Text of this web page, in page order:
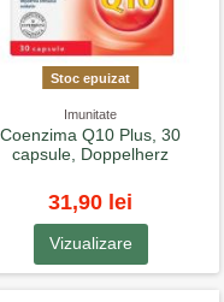
Stoc epuizat
Imunitate
Coenzima Q10 Plus, 30
capsule, Doppelherz
31,90 lei
Vizualizare